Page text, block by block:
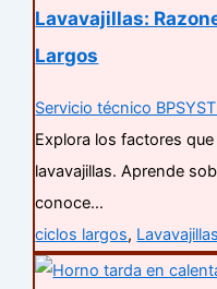
Lavavajillas:
Largos
Servicio técnico
Explora los factores
lavavajillas. Aprende
conoce…
ciclos largos, Lavavajillas